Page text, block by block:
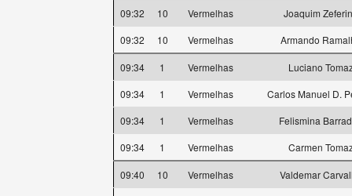
09:32
10 Vermelhas
Joaquim
09:32
10 Vermelhas Armando
09:34 1 Vermelhas
Luciano
09:34
1 Vermelhas
Carlos Manuel D.
09:34
1 Vermelhas
Felismina
09:34
1 Vermelhas Carmen
09:40 10 Vermelhas
Valdemar